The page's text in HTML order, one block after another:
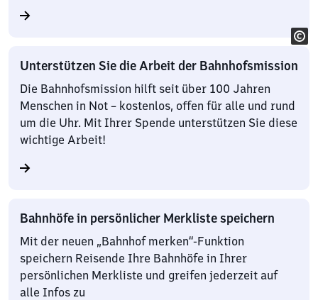
Unterstützen Sie die Arbeit der Bahnhofsmission
Die Bahnhofsmission hilft seit über 100 Jahren
Menschen in Not – kostenlos, offen für alle und rund
um die Uhr. Mit Ihrer Spende unterstützen Sie diese
wichtige Arbeit!
Bahnhöfe in persönlicher Merkliste speichern
Mit der neuen „Bahnhof merken“-Funktion
speichern Reisende Ihre Bahnhöfe in Ihrer
persönlichen Merkliste und greifen jederzeit auf
alle Infos zu